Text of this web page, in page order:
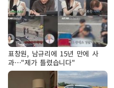
표창원, 남규리에 15년 만에 사
과…"제가 틀렸습니다"